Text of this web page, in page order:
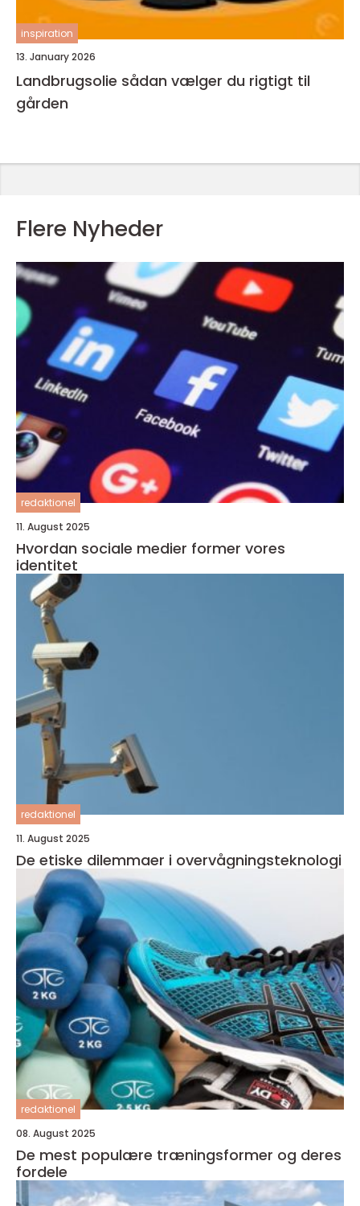
inspiration
13. January 2026
Landbrugsolie sådan vælger du rigtigt til
gården
Flere Nyheder
redaktionel
11. August 2025
Hvordan sociale medier former vores
identitet
redaktionel
11. August 2025
De etiske dilemmaer i overvågningsteknologi
redaktionel
08. August 2025
De mest populære træningsformer og deres
fordele